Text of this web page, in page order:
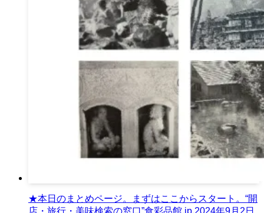
★本日のまとめページ。まずはここからスタート。“開
店・旅行・美味検索の窓口”食彩品館.jp,2024年9月2日